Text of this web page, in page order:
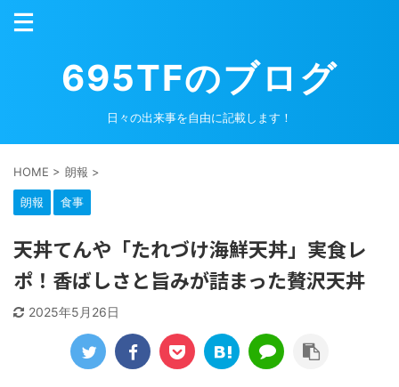
695TFのブログ
日々の出来事を自由に記載します！
HOME > 朗報 >
朗報 食事
天丼てんや「たれづけ海鮮天丼」実食レ
ポ！香ばしさと旨みが詰まった贅沢天丼
2025年5月26日